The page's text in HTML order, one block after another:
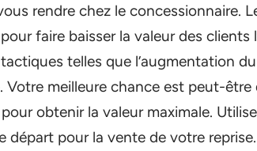
rendre chez le concessionnaire.
faire baisser la valeur des clients
telles que l’augmentation
meilleure chance est peut-être
obtenir la valeur maximale.
départ pour la vente de votre reprise.